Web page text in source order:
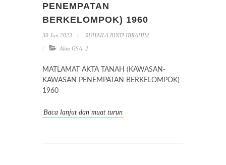
PENEMPATAN
BERKELOMPOK) 1960
30 Jan 2023 SUHAILA BINTI IBRAHIM
Akta GSA 2
MATLAMAT AKTA TANAH (KAWASAN-
KAWASAN PENEMPATAN BERKELOMPOK)
1960
Baca lanjut dan muat turun